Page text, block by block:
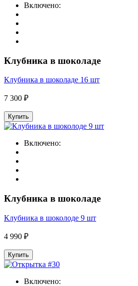
Включено:
Клубника в шоколаде
Клубника в шоколаде 16 шт
7 300 ₽
Купить
Включено:
Клубника в шоколаде
Клубника в шоколоде 9 шт
4 990 ₽
Купить
Включено: